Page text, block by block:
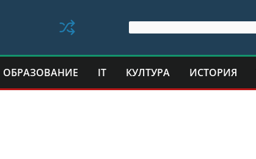
ОБРАЗОВАНИЕ IT КУЛТУРА ИСТОРИЯ